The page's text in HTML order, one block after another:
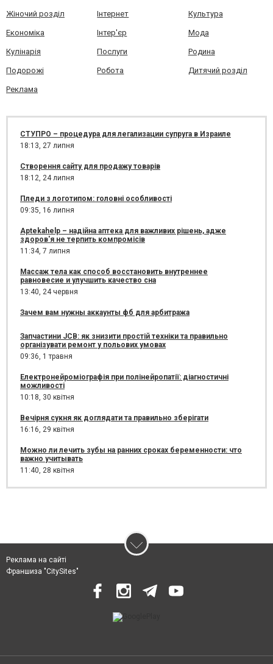
Жіночий розділ Інтернет Культура
Економіка Інтер'єр Мода
Кулінарія Послуги Родина
Подорожі Робота Дитячий розділ
Реклама
СТУПРО – процедура для легализации супруга в Израиле
18:13, 27 липня
Створення сайту для продажу товарів
18:12, 24 липня
Пледи з логотипом: головні особливості
09:35, 16 липня
Aptekahelp – надійна аптека для важливих рішень, адже
здоров'я не терпить компромісів
11:34, 7 липня
Массаж тела как способ восстановить внутреннее
равновесие и улучшить качество сна
13:40, 24 червня
Зачем вам нужны аккаунты фб для арбитража
Запчастини JCB: як знизити простій техніки та правильно
організувати ремонт у польових умовах
09:36, 1 травня
Електронейроміографія при полінейропатії: діагностичні
можливості
10:18, 30 квітня
Вечірня сукня як доглядати та правильно зберігати
16:16, 29 квітня
Можно ли лечить зубы на ранних сроках беременности: что
важно учитывать
11:40, 28 квітня
Реклама на сайті
Франшиза "CitySites"